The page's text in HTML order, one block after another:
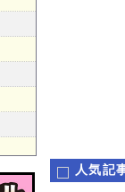
人気記